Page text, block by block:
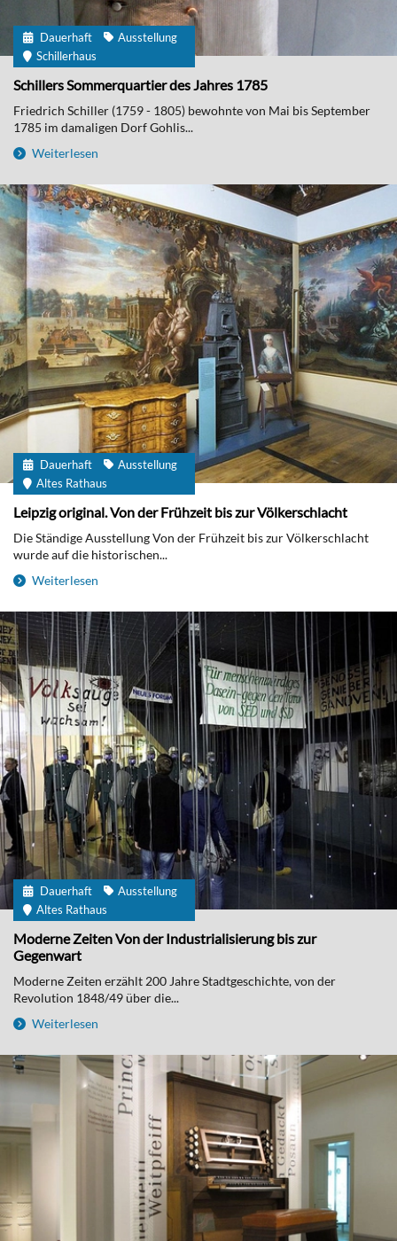
Dauerhaft
Ausstellung
Schillerhaus
Schillers Sommerquartier des Jahres 1785
Friedrich Schiller (1759 - 1805) bewohnte von Mai bis September
1785 im damaligen Dorf Gohlis...
Weiterlesen
Dauerhaft
Ausstellung
Altes Rathaus
Leipzig original. Von der Frühzeit bis zur Völkerschlacht
Die Ständige Ausstellung Von der Frühzeit bis zur Völkerschlacht
wurde auf die historischen...
Weiterlesen
Dauerhaft
Ausstellung
Altes Rathaus
Moderne Zeiten Von der Industrialisierung bis zur
Gegenwart
Moderne Zeiten erzählt 200 Jahre Stadtgeschichte, von der
Revolution 1848/49 über die...
Weiterlesen